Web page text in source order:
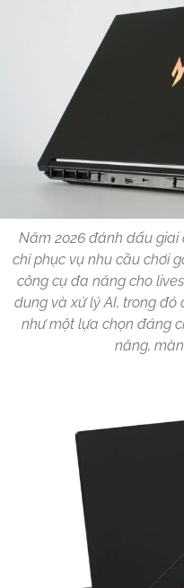
Năm 2026 đánh dấu
chỉ phục vụ nhu cầu chơi
công cụ đa năng cho
dung và xử lý AI, trong đó
như một lựa chọn đáng
năng,